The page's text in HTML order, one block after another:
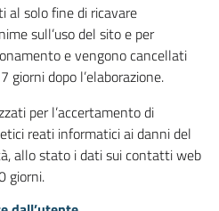
al solo fine di ricavare
sull’uso del sito e per
e vengono cancellati
dopo l’elaborazione.
per l’accertamento di
reati informatici ai danni del
allo stato i dati sui contatti web
giorni.